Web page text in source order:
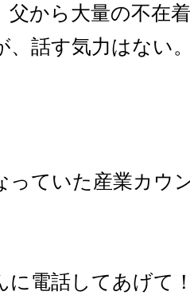
父から大量の不在
、話す気力はない
っていた産業カウ
に電話してあげて